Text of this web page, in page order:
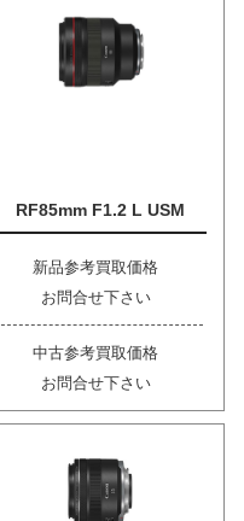
RF85mm F1.2 L USM
新品参考買取価格
お問合せ下さい
中古参考買取価格
お問合せ下さい